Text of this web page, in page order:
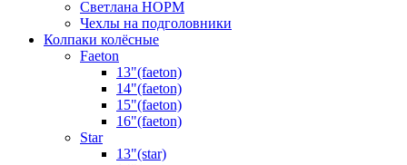
Светлана НОРМ
Чехлы на подголовники
Колпаки колёсные
Faeton
13"(faeton)
14"(faeton)
15"(faeton)
16"(faeton)
Star
13"(star)